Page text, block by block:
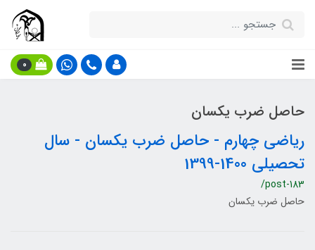
0
حاصل ضرب یکسان
ریاضی چهارم - حاصل ضرب یکسان - سال
تحصیلی 1400-1399
/post-183
حاصل ضرب یکسان